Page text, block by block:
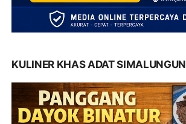
KULINER KHAS ADAT SIMALUNGUN